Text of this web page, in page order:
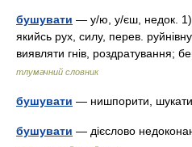
бушувати — у/ю, у/єш, недок. 1)
якийсь рух, силу, перев.
виявляти гнів, роздратування;
тлумачний словник
бушувати — нишпорити,
бушувати — дієслово